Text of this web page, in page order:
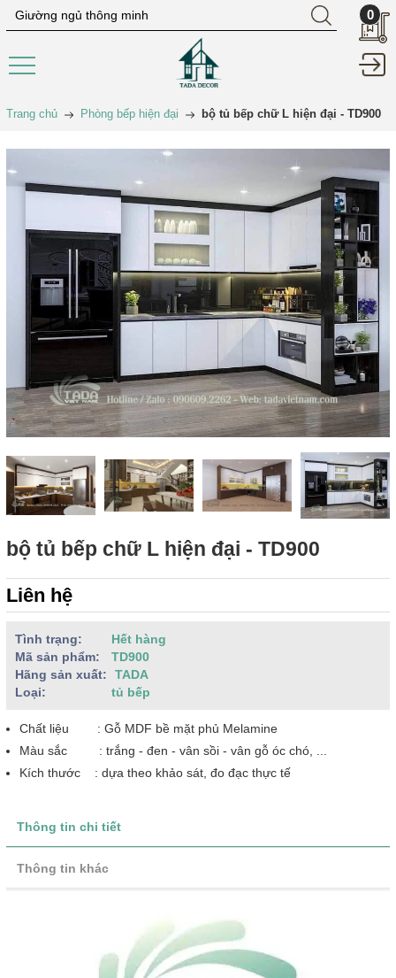
0
Trang chủ Phòng bếp hiện đại bộ tủ bếp chữ L hiện đại - TD900
bộ tủ bếp chữ L hiện đại - TD900
Liên hệ
Tình trạng:
Hết hàng
Mã sản phẩm:
TD900
Hãng sản xuất:
TADA
Loại:
tủ bếp
Chất liệu : Gỗ MDF bề mặt phủ Melamine
Màu sắc : trắng - đen - vân sồi - vân gỗ óc chó, ...
Kích thước : dựa theo khảo sát, đo đạc thực tế
Thông tin chi tiết
Thông tin khác